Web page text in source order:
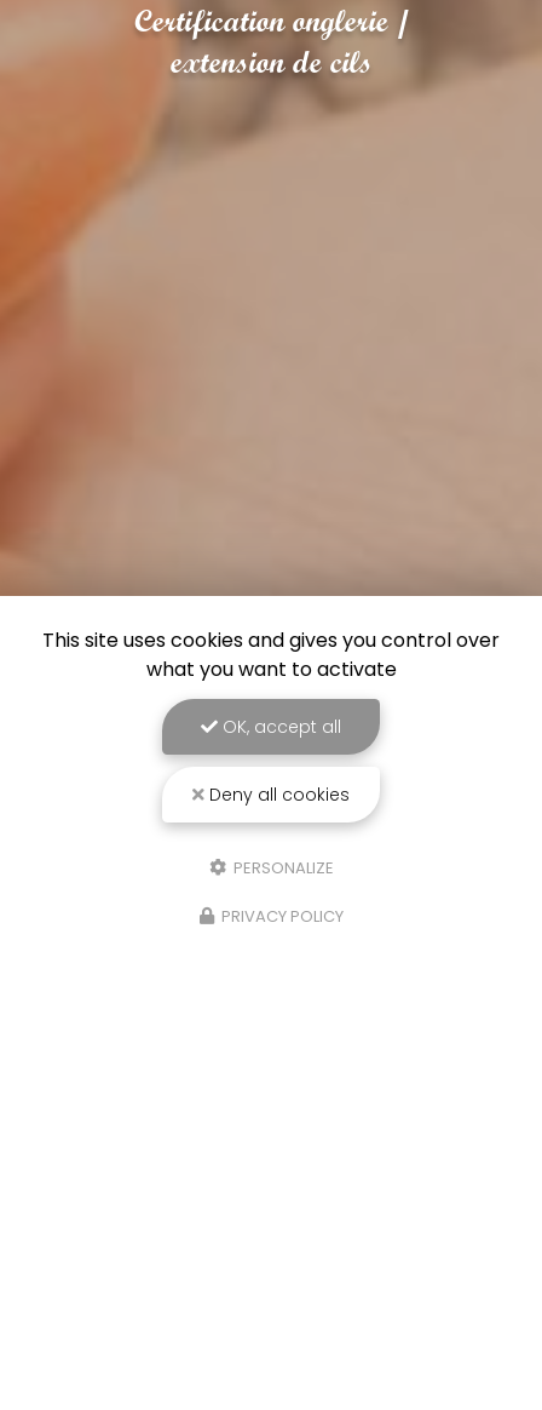
Certification onglerie /
extension de cils
This site uses cookies and gives you control over
what you want to activate
OK, accept all
Deny all cookies
PERSONALIZE
PRIVACY POLICY